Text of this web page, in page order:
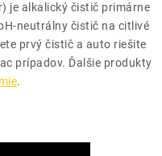
je alkalický čistič primárne
neutrálny čistič na citlivé
prvý čistič a auto riešite
prípadov. Ďalšie produkty
.